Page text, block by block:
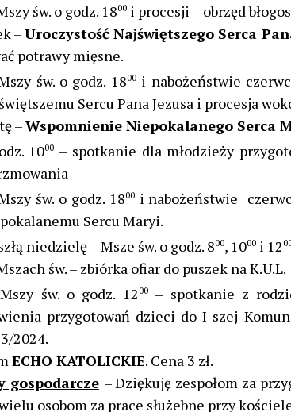
św. o godz. 1800 i procesji – obrzęd
–Uroczystość Najświętszego Serca
potrawy mięsne.
św. o godz. 1800i nabożeństwie
Sercu Pana Jezusa i procesja
–Wspomnienie Niepokalanego Serca
1000 – spotkanie dla młodzieży
św. o godz. 1800i nabożeństwie
Sercu Maryi.
niedzielę – Msze św. o godz. 800, 1000 i 12
św. – zbiórka ofiar do puszek na K.U.L.
św. o godz. 12 00– spotkanie z
przygotowań dzieci do I-szej
2024.
ECHO KATOLICKIE. Cena 3 zł.
gospodarcze – Dziękuję zespołom za
osobom za prace służebne przy